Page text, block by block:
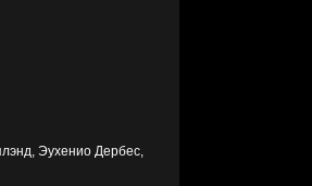
Эухенио Дербес,